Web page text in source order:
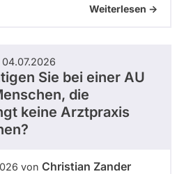
Weiterlesen ->
Sie bei einer AU
die
keine Arztpraxis
von Christian Zander